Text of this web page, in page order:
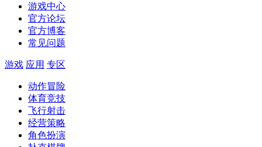
游戏中心
官方论坛
官方博客
常见问题
游戏 应用 专区
动作冒险
体育竞技
飞行射击
经营策略
角色扮演